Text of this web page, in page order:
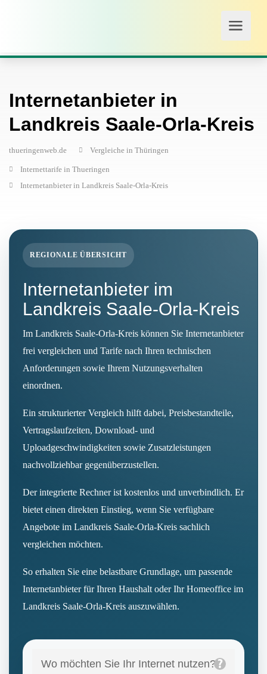
Internetanbieter in
Landkreis Saale-Orla-Kreis
thueringenweb.de Vergleiche in Thüringen
Internettarife in Thueringen
Internetanbieter in Landkreis Saale-Orla-Kreis
REGIONALE ÜBERSICHT
Internetanbieter im
Landkreis Saale-Orla-Kreis
Im Landkreis Saale-Orla-Kreis können Sie Internetanbieter
frei vergleichen und Tarife nach Ihren technischen
Anforderungen sowie Ihrem Nutzungsverhalten
einordnen.
Ein strukturierter Vergleich hilft dabei, Preisbestandteile,
Vertragslaufzeiten, Download- und
Uploadgeschwindigkeiten sowie Zusatzleistungen
nachvollziehbar gegenüberzustellen.
Der integrierte Rechner ist kostenlos und unverbindlich. Er
bietet einen direkten Einstieg, wenn Sie verfügbare
Angebote im Landkreis Saale-Orla-Kreis sachlich
vergleichen möchten.
So erhalten Sie eine belastbare Grundlage, um passende
Internetanbieter für Ihren Haushalt oder Ihr Homeoffice im
Landkreis Saale-Orla-Kreis auszuwählen.